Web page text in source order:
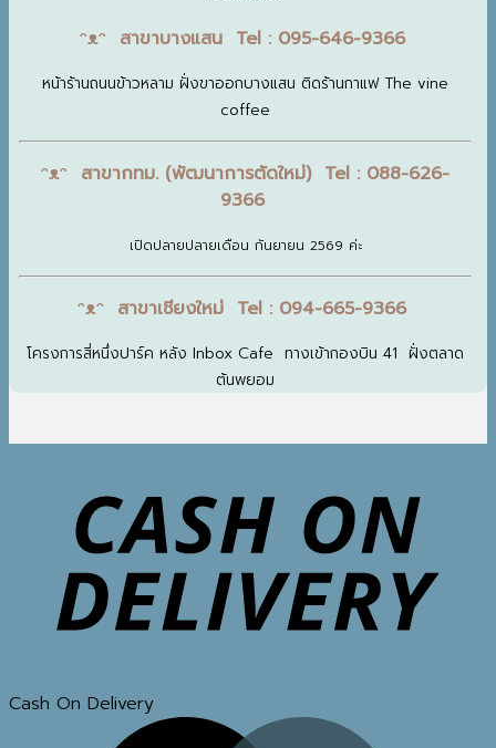
ᵔᴥᵔ สาขาบางแสน Tel : 095-646-9366
หน้าร้านถนนข้าวหลาม ฝั่งขาออกบางแสน ติดร้านกาแฟ The vine
coffee
ᵔᴥᵔ สาขากทม. (พัฒนาการตัดใหม่) Tel : 088-626-
9366
เปิดปลายปลายเดือน กันยายน 2569 ค่ะ
ᵔᴥᵔ สาขาเชียงใหม่ Tel : 094-665-9366
โครงการสี่หนึ่งปาร์ค หลัง Inbox Cafe ทางเข้ากองบิน 41 ฝั่งตลาด
ต้นพยอม
Cash On Delivery